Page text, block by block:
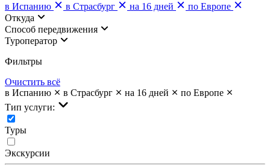
в Испанию
в Страсбург на 16 дней
по Европе
Откуда
Cпособ передвижения
Туроператор
Фильтры
Очистить всё
в Испанию
в Страсбург на 16 дней
по Европе
Тип услуги:
Туры
Экскурсии